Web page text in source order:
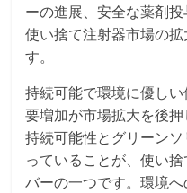
ーの進展、安全な薬剤投
使い捨て注射器市場の
す。
持続可能で環境に優し
要増加が市場拡大を後
持続可能性とグリーン
っていることが、使い
バーの一つです。環境へ